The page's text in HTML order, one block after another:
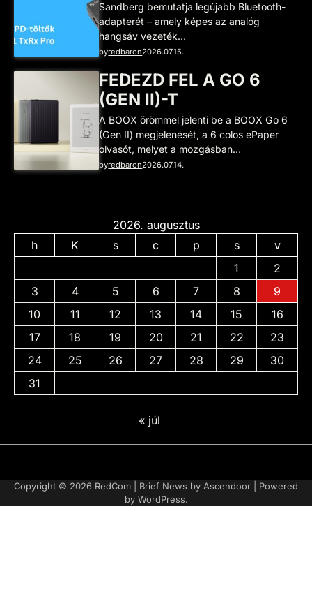
Sandberg bemutatja legújabb Bluetooth-
adapterét – amely képes az analóg
hangsáv vezeték…
byredbaron2026.07.15.
FEDEZD FEL A GO 6
(GEN II)-T
A BOOX örömmel jelenti be a BOOX Go 6
(Gen II) megjelenését, a 6 colos ePaper
olvasót, melyet a mozgásban…
byredbaron2026.07.14.
2026. augusztus
h
K s c p s
v
1
2
3
4 5 6 7 8
9
10
11 12 13 14 15
16
17
18 19 20 21 22
23
24
25 26 27 28 29
30
31
« júl
irányelvek
Copyright © 2026 RedCom | Brief News by Ascendoor | Powered
by WordPress.